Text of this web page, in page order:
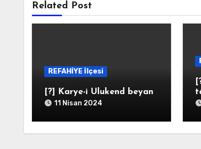
Related Post
REFAHİYE İlçesi
[?] Karye-i Ulukend beyan
11 Nisan 2024